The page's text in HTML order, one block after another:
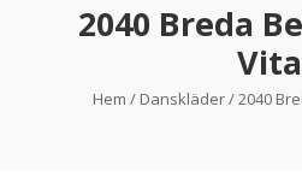
2040 Breda
Vita
Hem / Danskläder/ 2040